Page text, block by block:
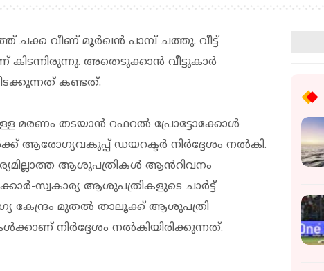
ചക്ക വീണ് മൂര്‍ഖന്‍ പാമ്പ് ചത്തു. വീട്ട്
കിടന്നിരുന്നു. അതെടുക്കാന്‍ വീട്ടുകാര്‍
കണ്ടത്.
മരണം തടയാൻ റഫറൽ പ്രോട്ടോക്കോൾ
ആരോഗ്യവകുപ്പ് ഡയറക്ടർ നിർദ്ദേശം നൽകി.
ആശുപത്രികൾ ആൻറിവനം
സ്വകാര്യ ആശുപത്രികളുടെ ചാർട്ട്
കേന്ദ്രം മുതൽ താലൂക്ക് ആശുപത്രി
നിർദ്ദേശം നൽകിയിരിക്കുന്നത്.